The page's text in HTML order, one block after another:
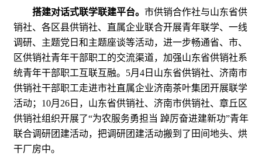
搭建对话式联学联建平台。 市供销合作社与山东省供
销社、各区县供销社、直属企业联合开展青年联学、一线
调研、主题党日和主题座谈等活动，进一步畅通省、市、
区供销社青年干部职工的交流渠道，加强山东省供销社系
统青年干部职工互联互融。5月4日山东省供销社、济南市
供销社干部职工走进市社直属企业济南茶叶集团开展联学
活动；10月26日，山东省供销社、济南市供销社、章丘区
供销社组织开展了“为农服务勇担当 踔厉奋进建新功”青年
联合调研团建活动，把调研团建活动搬到了田间地头、烘
干厂房中。